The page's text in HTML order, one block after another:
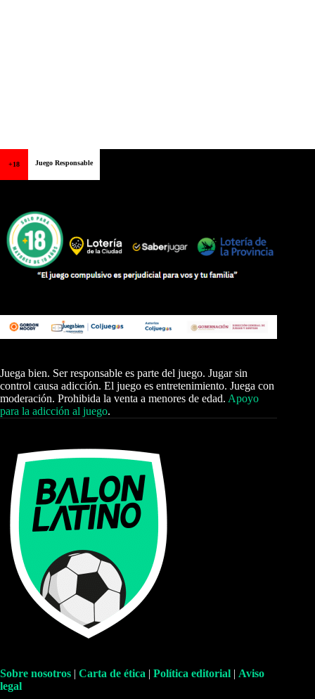
+18 Juego Responsable
Juega bien. Ser responsable es parte del juego. Jugar sin
control causa adicción. El juego es entretenimiento. Juega con
moderación. Prohibida la venta a menores de edad. Apoyo
para la adicción al juego.
Sobre nosotros | Carta de ética | Política editorial | Aviso
legal